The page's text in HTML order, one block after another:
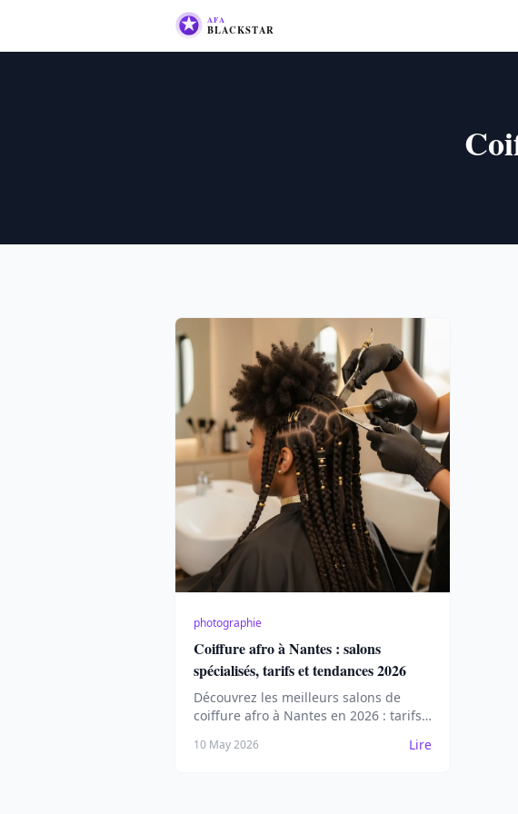
photographie
Coiffure afro à Nantes : salons
spécialisés, tarifs et tendances 2026
Découvrez les meilleurs salons de
coiffure afro à Nantes en 2026 : tarifs,
cheveux crépus, tresses et styles
10 May 2026 Lire